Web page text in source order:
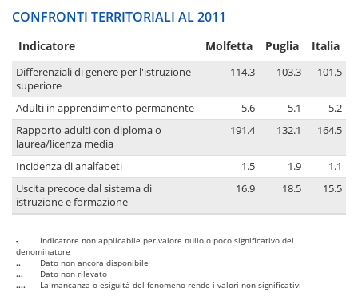
CONFRONTI TERRITORIALI AL 2011
Indicatore Molfetta Puglia Italia
Differenziali di genere per l'istruzione
superiore
114.3 103.3 101.5
Adulti in apprendimento permanente 5.6 5.1
5.2
Rapporto adulti con diploma o
laurea/licenza media
191.4 132.1 164.5
Incidenza di analfabeti 1.5 1.9
1.1
Uscita precoce dal sistema di
istruzione e formazione
16.9 18.5 15.5
-
Indicatore non applicabile per valore nullo o poco significativo del
denominatore
..
Dato non ancora disponibile
...
Dato non rilevato
....
La mancanza o esiguità del fenomeno rende i valori non significativi